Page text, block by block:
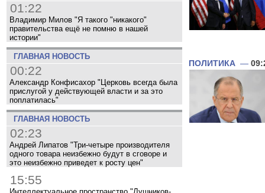
01:22
Владимир Милов "Я такого "никакого"
правительства ещё не помню в нашей
истории"
ГЛАВНАЯ НОВОСТЬ
00:22
Александр Конфисахор "Церковь всегда была
прислугой у действующей власти и за это
поплатилась"
ГЛАВНАЯ НОВОСТЬ
02:23
Андрей Липатов "Три-четыре производителя
одного товара неизбежно будут в сговоре и
это неизбежно приведет к росту цен"
15:55
ПОЛИТИКА —